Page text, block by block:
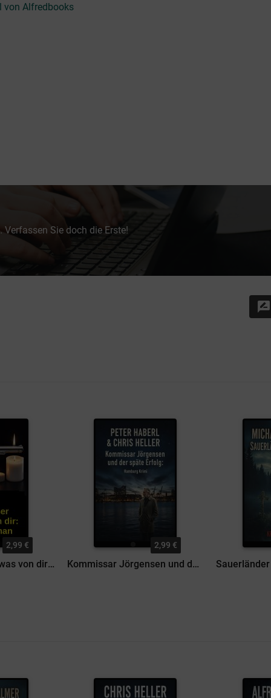
von Alfredbooks
Verfassen Sie doch die Erste!
rate_review
2,99 €
Der Erpresser will was von dir: Kriminalroman
2,99 €
Kommissar Jörgensen und der späte Erfolg: Hamburg Krimi